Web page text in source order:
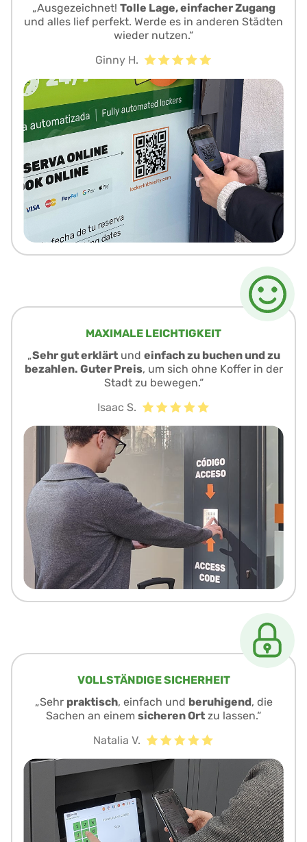
„Ausgezeichnet! Tolle Lage, einfacher Zugang
und alles lief perfekt. Werde es in anderen Städten
wieder nutzen.“
Ginny H.
MAXIMALE LEICHTIGKEIT
„Sehr gut erklärtund einfach zu buchen und zu
bezahlen. Guter Preis, um sich ohne Koffer in der
Stadt zu bewegen.“
Isaac S.
VOLLSTÄNDIGE SICHERHEIT
„Sehr praktisch, einfach und beruhigend, die
Sachen an einem sicheren Ort zu lassen.“
Natalia V.